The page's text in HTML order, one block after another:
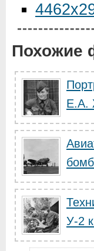
Похожие
Е.А.
У-2